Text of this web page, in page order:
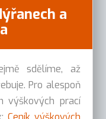
a
sdělíme, až
Pro alespoň
výškových prací